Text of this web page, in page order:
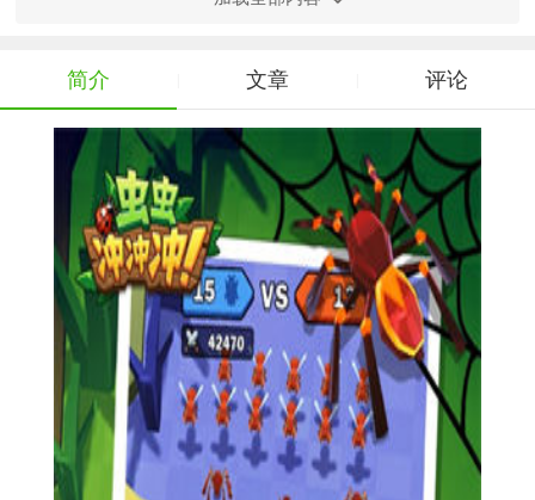
【虫虫冲冲冲手游用法】
1. 下载并安装游戏后，打开虫虫冲冲冲。
2. 创建或选择一个角色，每个角色都有独特的技能和外观。
3. 选择一个场景进行比赛，或者参与多人在线对战。
4. 使用屏幕上的虚拟摇杆或按钮控制角色的移动和攻击。
5. 收集金币和道具，提升自己的排名和得分。
简介 文章 评论